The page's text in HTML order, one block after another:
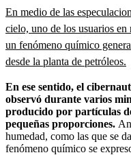
En medio de las
cielo, uno de los usuarios en
un fenómeno químico
desde la planta de petróleos.
En ese sentido, el
observó durante varios
producido por partículas
pequeñas proporciones.
humedad, como las que se
fenómeno químico se